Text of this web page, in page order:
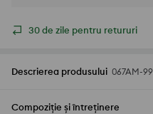
30 de zile pentru retururi
Descrierea produsului 067AM-
Compoziție și întreținere